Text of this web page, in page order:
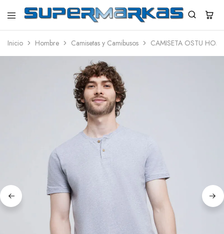
SuperMarkas
Ropa
con
Inicio Hombre Camisetas y Camibusos CAMISETA OSTU